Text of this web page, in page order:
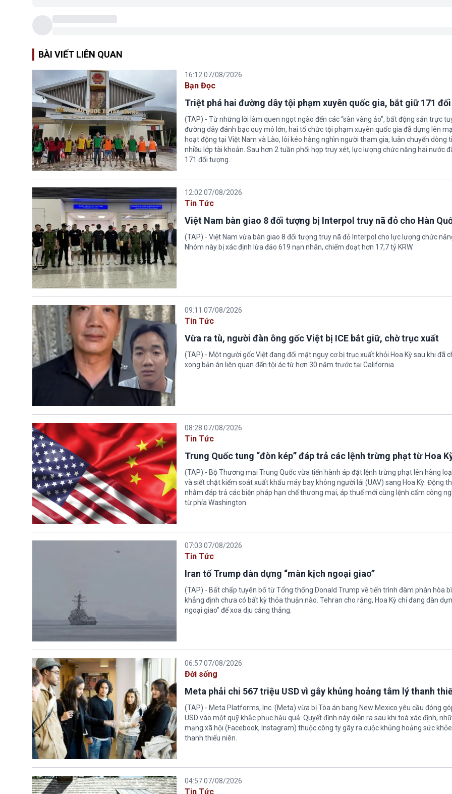
BÀI VIẾT LIÊN QUAN
16:12 07/08/2026
Bạn Đọc
Triệt phá hai đường dây tội phạm xuyên quốc gia, bắt giữ 171
(TAP) - Từ những lời làm quen ngọt ngào đến các “sàn vàng ảo”, bất động sản trực
đường dây đánh bạc quy mô lớn, hai tổ chức tội phạm xuyên quốc gia đã dựng lên
hoạt động tại Việt Nam và Lào, lôi kéo hàng nghìn người tham gia, luân chuyển dòng
nhiều lớp tài khoản. Sau hơn 2 tuần phối hợp truy xét, lực lượng chức năng hai nước
171 đối tượng.
12:02 07/08/2026
Tin Tức
Việt Nam bàn giao 8 đối tượng bị Interpol truy nã đỏ cho Hàn
(TAP) - Việt Nam vừa bàn giao 8 đối tượng truy nã đỏ Interpol cho lực lượng chức
Nhóm này bị xác định lừa đảo 619 nạn nhân, chiếm đoạt hơn 17,7 tỷ KRW.
09:11 07/08/2026
Tin Tức
Vừa ra tù, người đàn ông gốc Việt bị ICE bắt giữ, chờ trục xuất
(TAP) - Một người gốc Việt đang đối mặt nguy cơ bị trục xuất khỏi Hoa Kỳ sau khi đã
xong bản án liên quan đến tội ác từ hơn 30 năm trước tại California.
08:28 07/08/2026
Tin Tức
Trung Quốc tung “đòn kép” đáp trả các lệnh trừng phạt từ Hoa
(TAP) - Bộ Thương mại Trung Quốc vừa tiến hành áp đặt lệnh trừng phạt lên hàng
và siết chặt kiểm soát xuất khẩu máy bay không người lái (UAV) sang Hoa Kỳ. Động
nhằm đáp trả các biện pháp hạn chế thương mại, áp thuế mới cùng lệnh cấm công
từ phía Washington.
07:03 07/08/2026
Tin Tức
Iran tố Trump dàn dựng “màn kịch ngoại giao”
(TAP) - Bất chấp tuyên bố từ Tổng thống Donald Trump về tiến trình đàm phán hòa
khẳng định chưa có bất kỳ thỏa thuận nào. Tehran cho rằng, Hoa Kỳ chỉ đang dàn
ngoại giao” để xoa dịu căng thẳng.
06:57 07/08/2026
Đời sống
Meta phải chi 567 triệu USD vì gây khủng hoảng tâm lý thanh
(TAP) - Meta Platforms, Inc. (Meta) vừa bị Tòa án bang New Mexico yêu cầu đóng
USD vào một quỹ khắc phục hậu quả. Quyết định này diễn ra sau khi toà xác định,
mạng xã hội (Facebook, Instagram) thuộc công ty gây ra cuộc khủng hoảng sức
thanh thiếu niên.
04:57 07/08/2026
Tin Tức